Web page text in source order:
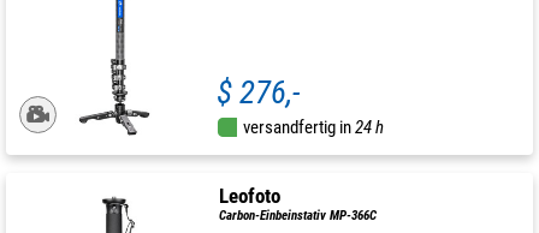
$ 276,-
versandfertig in24 h
Leofoto
Carbon-Einbeinstativ MP-366C